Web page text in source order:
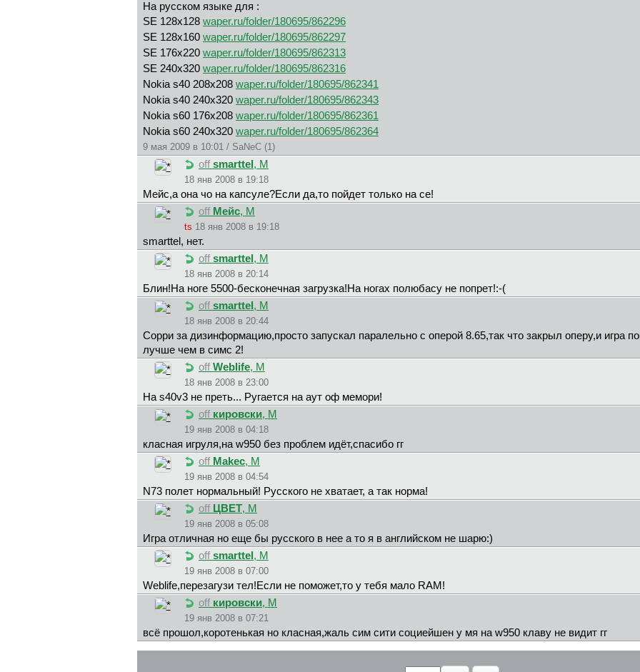
На русском языке для :
SE 128x128 waper.ru/folder/180695/862296
SE 128x160 waper.ru/folder/180695/862297
SE 176x220 waper.ru/folder/180695/862313
SE 240x320 waper.ru/folder/180695/862316
Nokia s40 208x208 waper.ru/folder/180695/862341
Nokia s40 240x320 waper.ru/folder/180695/862343
Nokia s60 176x208 waper.ru/folder/180695/862361
Nokia s60 240x320 waper.ru/folder/180695/862364
9 мая 2009 в 10:01 / SaNeC (1)
off smarttel , М
18 янв 2008 в 19:18
Meйc,а она чо на капсуле?Если да,то пойдет только на се!
off Meйc, М
ts 18 янв 2008 в 19:18
smarttel, нет.
off smarttel , М
18 янв 2008 в 20:14
Блин!На ноге 5500-бесконечная загрузка!На ногах полюбасу не попрет!:-(
off smarttel , М
18 янв 2008 в 20:44
Сорри за дизинформацию,просто запускал паралельно с оперой 8.65,так что закрыл оперу,и игра
лучше чем в симс 2!
off Weblife, М
18 янв 2008 в 23:00
На s40v3 не преть... Ругается на аут оф мемори!
off кировски, М
19 янв 2008 в 04:18
класная игруля,на w950 без проблем идёт,спасибо гг
off Makec, М
19 янв 2008 в 04:54
N73 полет нормальный! Русского не хватает, а так норма!
off ЦBET, М
19 янв 2008 в 05:08
Игра отличная но еще бы русского в нее а то я в английском не шарю:)
off smarttel , М
19 янв 2008 в 07:00
Weblife,перезагузи тел!Если не поможет,то у тебя мало RАМ!
off кировски, М
19 янв 2008 в 07:21
всё прошол,коротенькая но класная,жаль сим сити социейшен у мя на w950 клаву не видит гг